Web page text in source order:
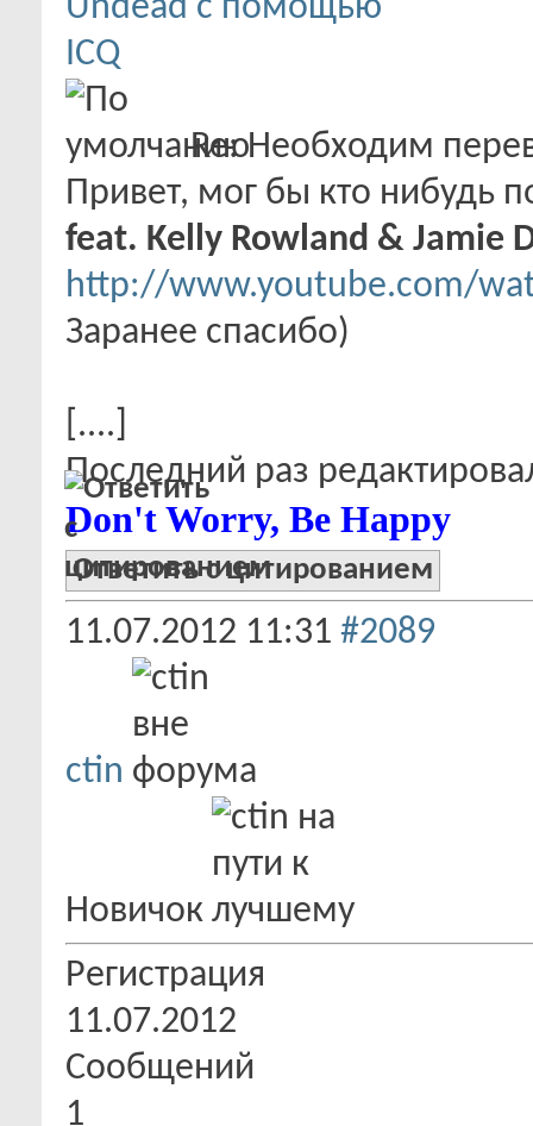
Re: Необходим
Привет, мог бы кто нибудь
feat. Kelly Rowland & Jamie
http://www.youtube.com/
Заранее спасибо)
[....]
Последний раз
Don't Worry, Be Happy
Ответить с цитированием
11.07.2012 11:31 #2089
ctin
Новичок
Регистрация
11.07.2012
Сообщений
1